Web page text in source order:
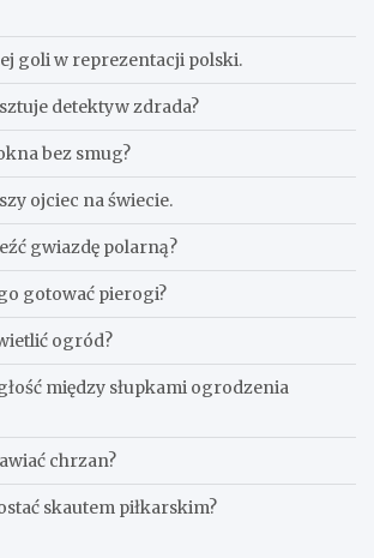
goli w reprezentacji polski.
detektyw zdrada?
bez smug?
ojciec na świecie.
gwiazdę polarną?
gotować pierogi?
ogród?
między słupkami ogrodzenia
chrzan?
skautem piłkarskim?